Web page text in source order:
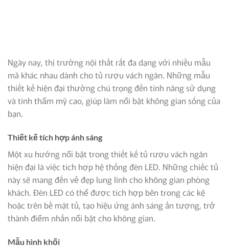
Ngày nay, thị trường nội thất rất đa dạng với nhiều mẫu
mã khác nhau dành cho tủ rượu vách ngăn. Những mẫu
thiết kế hiện đại thường chú trọng đến tính năng sử dụng
và tính thẩm mỹ cao, giúp làm nổi bật không gian sống của
bạn.
Thiết kế tích hợp ánh sáng
Một xu hướng nổi bật trong thiết kế tủ rượu vách ngăn
hiện đại là việc tích hợp hệ thống đèn LED. Những chiếc tủ
này sẽ mang đến vẻ đẹp lung linh cho không gian phòng
khách. Đèn LED có thể được tích hợp bên trong các kệ
hoặc trên bề mặt tủ, tạo hiệu ứng ánh sáng ấn tượng, trở
thành điểm nhấn nổi bật cho không gian.
Mẫu hình khối